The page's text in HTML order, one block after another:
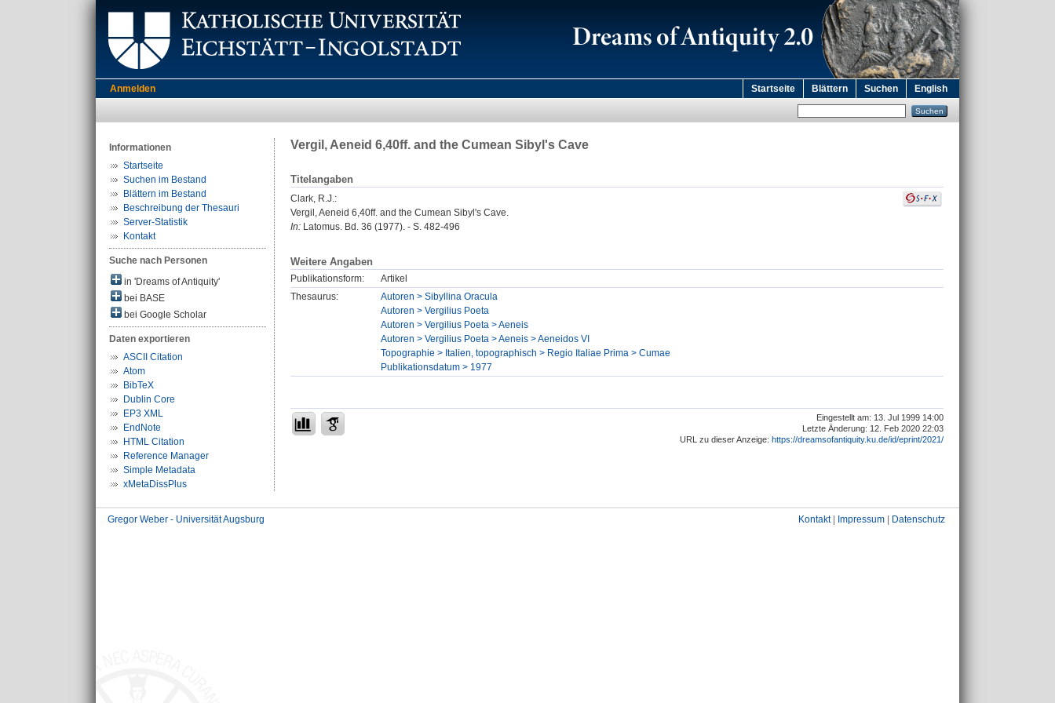
Anmelden Startseite Blättern Suchen English
Informationen
Startseite
Suchen im Bestand
Blättern im Bestand
Beschreibung der Thesauri
Server-Statistik
Kontakt
Suche nach Personen
in 'Dreams of Antiquity'
bei BASE
bei Google Scholar
Daten exportieren
ASCII Citation
Atom
BibTeX
Dublin Core
EP3 XML
EndNote
HTML Citation
Reference Manager
Simple Metadata
xMetaDissPlus
Vergil, Aeneid 6,40ff. and the Cumean Sibyl's Cave
Titelangaben
Clark, R.J.:
Vergil, Aeneid 6,40ff. and the Cumean Sibyl's Cave.
In: Latomus. Bd. 36 (1977). - S. 482-496
Weitere Angaben
Publikationsform:
Artikel
Thesaurus:
Autoren > Sibyllina Oracula
Autoren > Vergilius Poeta
Autoren > Vergilius Poeta > Aeneis
Autoren > Vergilius Poeta > Aeneis > Aeneidos VI
Topographie > Italien, topographisch > Regio Italiae Prima > Cumae
Publikationsdatum > 1977
Eingestellt am: 13. Jul 1999 14:00
Letzte Änderung: 12. Feb 2020 22:03
URL zu dieser Anzeige: https://dreamsofantiquity.ku.de/id/eprint/2021/
Gregor Weber - Universität Augsburg Kontakt| Impressum Datenschutz